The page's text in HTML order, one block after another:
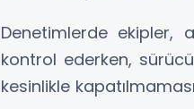
Denetimlerde ekipler,
kontrol ederken,
kesinlikle